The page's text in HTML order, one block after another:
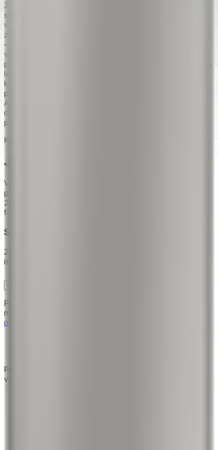
Zákazník si vybírá přesně jednu kompletní montážní
sadu pro Address Sign bez příplatku. Mechanická
venkovní sada obsahuje čtyři distanční prvky ve
zvoleném provedení — černém, nerezovém nebo zlatém
— s dodanými hmoždinkami do kompatibilní fasády,
vnější izolace nebo zdiva a vytváří mezeru od stěny
přibližně 20 mm. Alternativou je přiložená nemagnetická
lepicí sada pro montáž naplocho bez vrtání na
kompatibilní venkovní fasádu nebo kompatibilní vnitřní
povrch. Tento lepicí systém je určen výhradně pro
Address Sign. Přesná doba čekání u lepidla se neuvádí;
ověřte kompatibilitu povrchu a postupujte podle
přiložených pokynů.
Krátká odpověď
Jedna zvolená montážní sada
Vyberte přesně jednu montážní sadu v ceně bez
příplatku: venkovní distanční prvky s mezerou přibližně
20 mm nebo nemagnetické lepení na kompatibilní
fasádu či vnitřní povrch.
Staňte se součástí rodiny Bolot
Získejte exkluzivní nabídky, přednostní přístup a
inspiraci.
Přihlášením souhlasíte s přijímáním marketingových e-
mailů. Odhlásit se můžete kdykoli.
osobních údajů
Personalizované hliníkové fototisky z oblíbených
vzpomínek.